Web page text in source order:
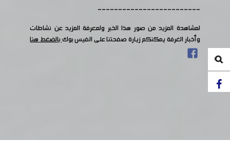
-------------------------
لمشاهدة المزيد من صور هذا الخبر ولمعرفة المزيد عن نشاطات
وأخبار الغرفة يمكنكم زيارة صفحتنا على الفيس بوكبالضغط هنا